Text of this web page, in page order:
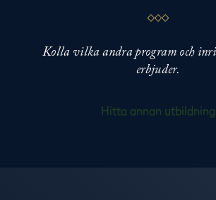
Kolla vilka andra program och
erbjuder.
Hitta annan utbildning